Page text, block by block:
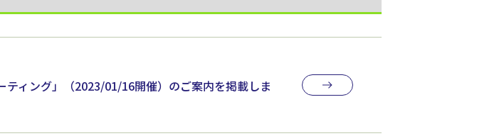
ティング」（2023/01/16開催）のご案内を掲載しま